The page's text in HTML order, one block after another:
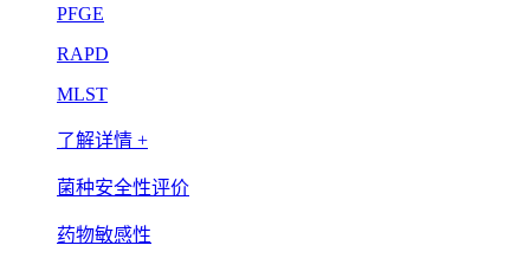
PFGE
RAPD
MLST
了解详情 +
菌种安全性评价
药物敏感性